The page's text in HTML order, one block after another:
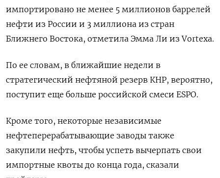
импортировано не менее 5 миллионов баррелей
нефти из России и 3 миллиона из стран
Ближнего Востока, отметила Эмма Ли из Vortexa.
По ее словам, в ближайшие недели в
стратегический нефтяной резерв КНР, вероятно,
поступит еще больше российской смеси ESPO.
Кроме того, некоторые независимые
нефтеперерабатывающие заводы также
закупили нефть, чтобы успеть вычерпать свои
импортные квоты до конца года, сказали